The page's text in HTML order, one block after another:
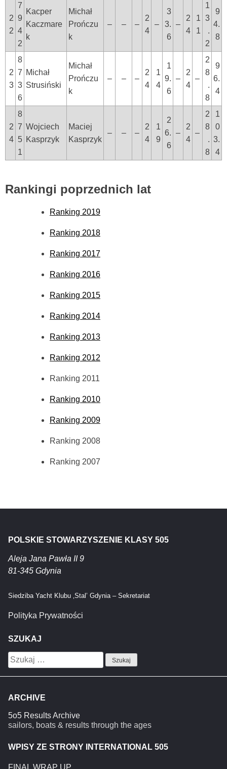
2
2
7
9
4
2
Kacper
Kaczmare
k
Michał
Prończu
k
– – –
2
4
–
3
3.
6
–
2
4
1
1
1
3
.
2
9
4.
8
2
3
8
7
3
6
Michał
Strusiński
Michał
Prończu
k
– – –
2
4
1
4
1
9.
6
–
2
4
–
2
8
.
8
9
6.
4
2
4
8
7
5
1
Wojciech
Kasprzyk
Maciej
Kasprzyk
– – –
2
4
1
9
2
6.
6
–
2
4
–
2
8
.
8
1
0
3.
4
Rankingi poprzednich lat
Ranking 2019
Ranking 2018
Ranking 2017
Ranking 2016
Ranking 2015
Ranking 2014
Ranking 2013
Ranking 2012
Ranking 2011
Ranking 2010
Ranking 2009
Ranking 2008
Ranking 2007
POLSKIE STOWARZYSZENIE KLASY 505
Aleja Jana Pawła II 9
81-345 Gdynia
Siedziba Yacht Klubu ‚Stal’ Gdynia – Sekretariat
Polityka Prywatności
SZUKAJ
Szukaj:
ARCHIVE
5o5 Results Archive
sailors, boats & results through the ages
WPISY ZE STRONY INTERNATIONAL 505
FINAL WRAP UP